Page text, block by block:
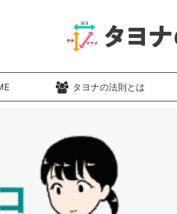
タヨナの法則とは